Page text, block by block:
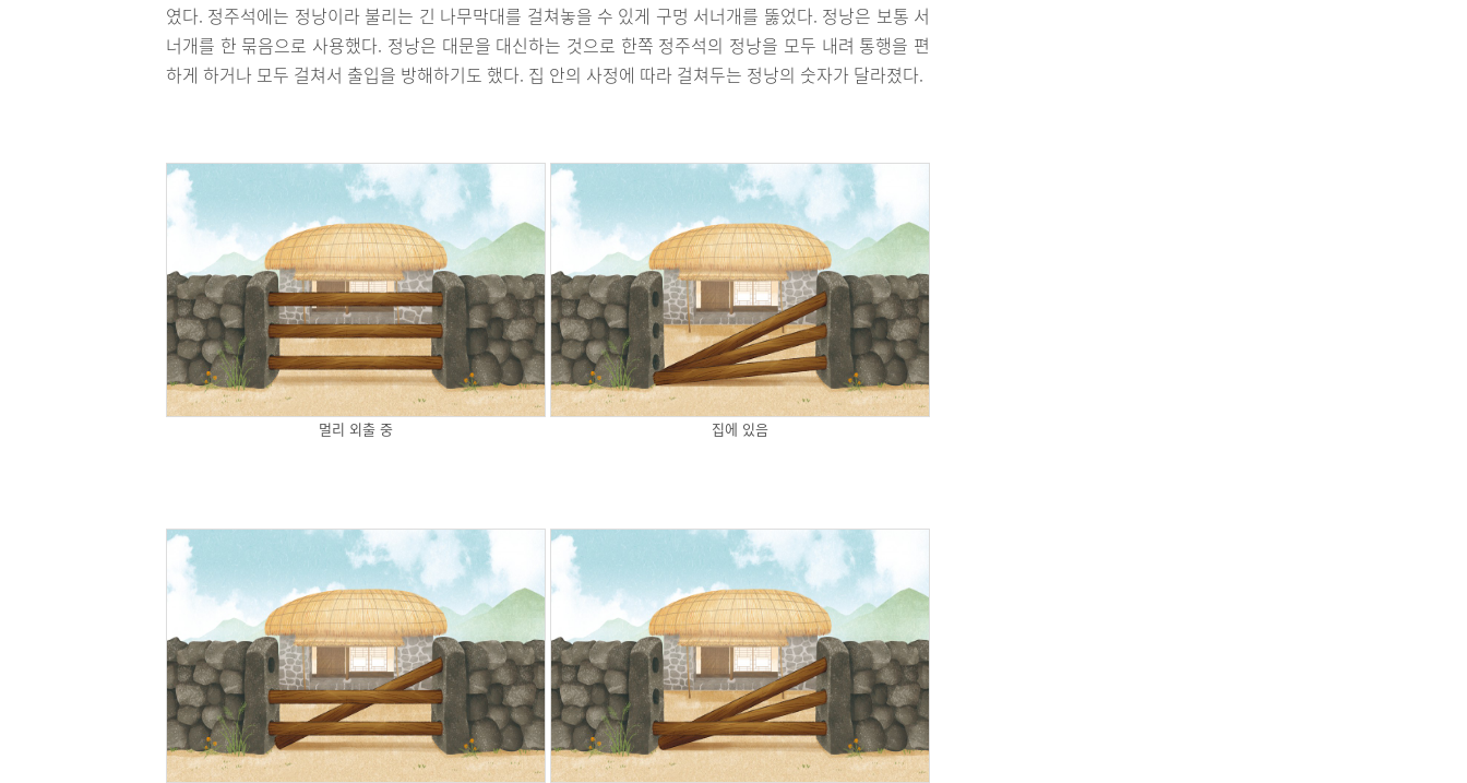
였다. 정주석에는 정낭이라 불리는 긴 나무막대를 걸쳐놓을 수 있게 구멍 서너개를 뚫었다. 정낭은 보통 서
너개를 한 묶음으로 사용했다. 정낭은 대문을 대신하는 것으로 한쪽 정주석의 정낭을 모두 내려 통행을 편
하게 하거나 모두 걸쳐서 출입을 방해하기도 했다. 집 안의 사정에 따라 걸쳐두는 정낭의 숫자가 달라졌다.
멀리 외출 중 집에 있음